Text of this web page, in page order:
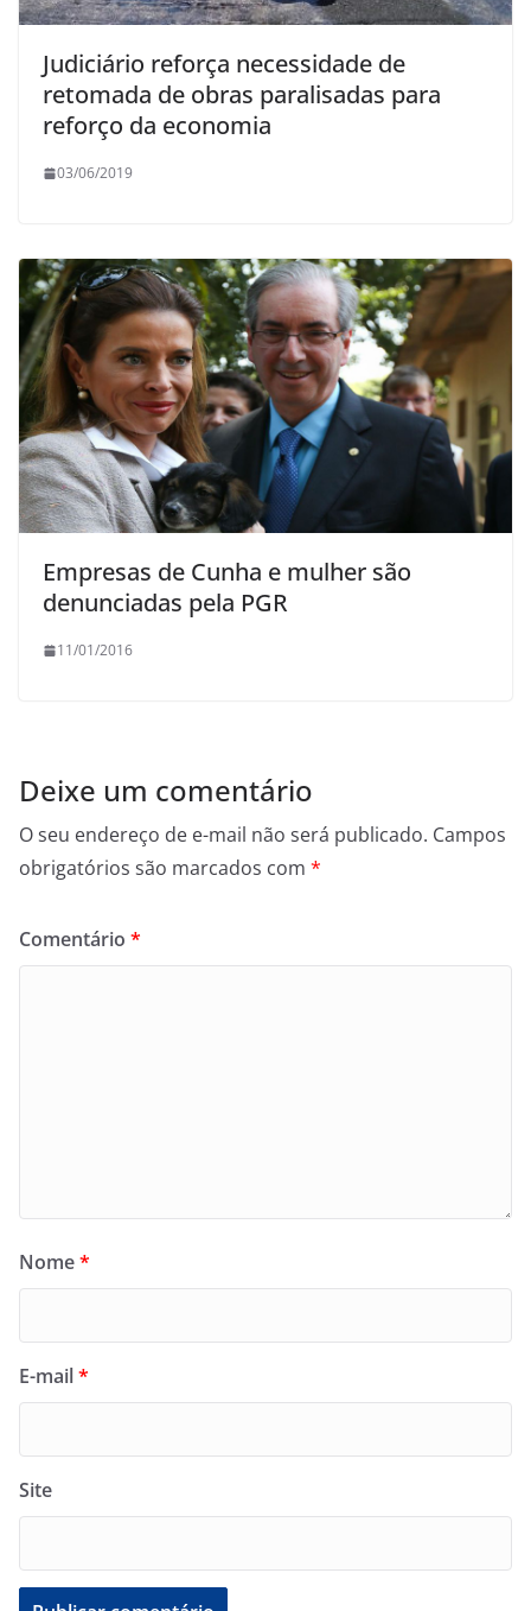
Judiciário reforça necessidade de
retomada de obras paralisadas para
reforço da economia
03/06/2019
Empresas de Cunha e mulher são
denunciadas pela PGR
11/01/2016
Deixe um comentário
O seu endereço de e-mail não será publicado. Campos
obrigatórios são marcados com *
Comentário *
Nome*
E-mail*
Site